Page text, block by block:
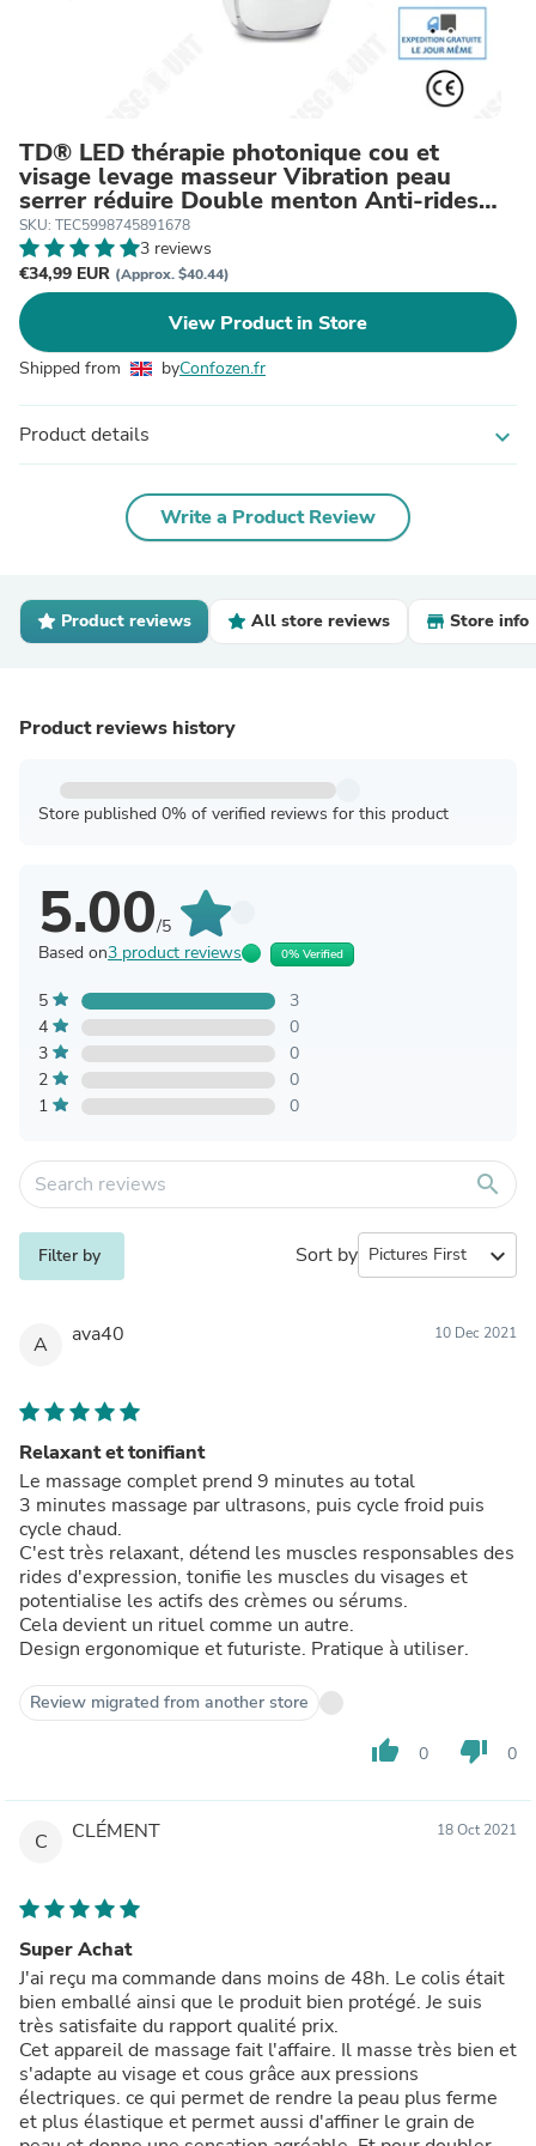
TD® LED thérapie photonique cou et
visage levage masseur Vibration peau
serrer réduire Double menton Anti-rides
retirer le dispositi
SKU: TEC5998745891678
3 reviews
€34,99 EUR (Approx. $40.44)
View Product in Store
Shipped from byConfozen.fr
Product details expand_more
Write a Product Review
Product reviews All store reviews Store info
Product reviews history
Store published 0% of verified reviews for this product
5.00/5
Based on3 product reviews 0% Verified
5
3
4
0
3
0
2
0
1
0
search
Filter by Sort by expand_more
A ava40 10 Dec 2021
Relaxant et tonifiant
Le massage complet prend 9 minutes au total
3 minutes massage par ultrasons, puis cycle froid puis
cycle chaud.
C'est très relaxant, détend les muscles responsables des
rides d'expression, tonifie les muscles du visages et
potentialise les actifs des crèmes ou sérums.
Cela devient un rituel comme un autre.
Design ergonomique et futuriste. Pratique à utiliser.
Review migrated from another store
thumb_up 0 thumb_down 0
C CLÉMENT 18 Oct 2021
Super Achat
J'ai reçu ma commande dans moins de 48h. Le colis était
bien emballé ainsi que le produit bien protégé. Je suis
très satisfaite du rapport qualité prix.
Cet appareil de massage fait l'affaire. Il masse très bien et
s'adapte au visage et cous grâce aux pressions
électriques. ce qui permet de rendre la peau plus ferme
et plus élastique et permet aussi d'affiner le grain de